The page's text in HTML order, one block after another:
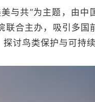
共”为主题，由中
合主办，吸引多国
讨鸟类保护与可持续